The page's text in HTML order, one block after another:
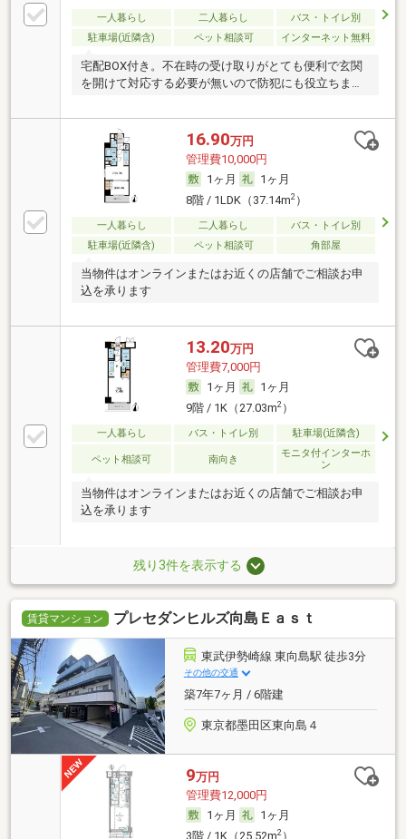
一人暮らし 二人暮らし
バス・トイレ別
駐車場(近隣含)
ペット相談可 インターネット無料
宅配BOX付き。不在時の受け取りがとても便利で玄関
を開けて対応する必要が無いので防犯にも役立ちま
16.90万円
管理費10,000円
1ヶ月
1ヶ月
8階 / 1LDK（37.14m2）
一人暮らし 二人暮らし
バス・トイレ別
駐車場(近隣含)
ペット相談可 角部屋
当物件はオンラインまたはお近くの店舗でご相談お申
込を承ります
13.20万円
管理費7,000円
1ヶ月
1ヶ月
9階 / 1K（27.03m2）
一人暮らし バス・トイレ別 駐車場(近隣含)
ペット相談可 南向き
モニタ付インターホ
ン
当物件はオンラインまたはお近くの店舗でご相談お申
込を承ります
残り3件を表示する
賃貸マンション プレセダンヒルズ向島Ｅａｓｔ
東武伊勢崎線 東向島駅 徒歩3分
その他の交通
築7年7ヶ月 / 6階建
東京都墨田区東向島４
9万円
管理費12,000円
1ヶ月
1ヶ月
2